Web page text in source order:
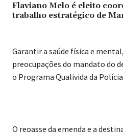
Flaviano Melo é eleito
trabalho estratégico de
Garantir a saúde física e
preocupações do mandato do
o Programa Qualivida da
O repasse da emenda e a